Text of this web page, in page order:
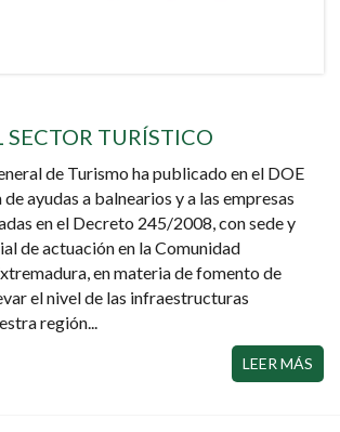
SECTOR TURÍSTICO
de Turismo ha publicado en el DOE
ayudas a balnearios y a las empresas
en el Decreto 245/2008, con sede y
de actuación en la Comunidad
en materia de fomento de
el nivel de las infraestructuras
región...
LEER MÁS